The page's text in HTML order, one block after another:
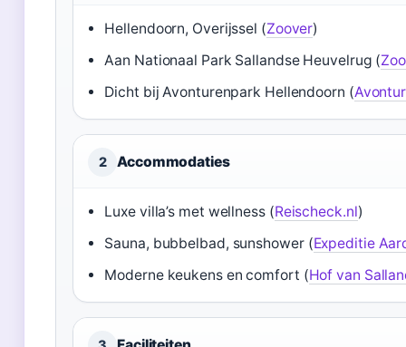
Hellendoorn, Overijssel (Zoover)
Aan Nationaal Park Sallandse Heuvelrug (
Dicht bij Avonturenpark Hellendoorn (
2 Accommodaties
Luxe villa’s met wellness (Reischeck.nl)
Sauna, bubbelbad, sunshower (Expeditie
Moderne keukens en comfort (Hof van